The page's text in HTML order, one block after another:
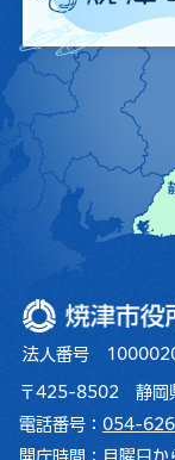
焼津市役所
法人番号
〒425-8502 静岡
電話番号： 054-
開庁時間： 月曜日か